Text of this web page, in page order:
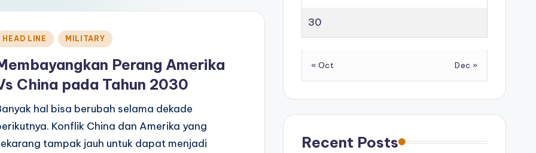
HEAD LINE MILITARY
Perang Amerika
China pada Tahun 2030
hal bisa berubah selama dekade
Konflik China dan Amerika yang
tampak jauh untuk dapat menjadi
30
« Oct Dec »
Recent Posts